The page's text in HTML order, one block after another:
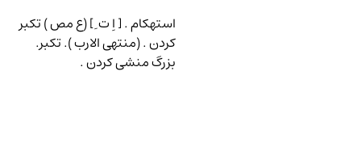
استهکام .[ اِ ت ِ ] (ع مص ) تکبر
کردن . (منتهی الارب ). تکبر.
بزرگ منشی کردن .